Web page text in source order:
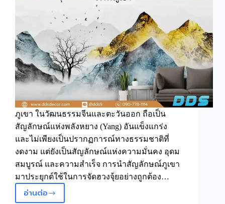
ภูเขา ในวัฒนธรรมจีนและตะวันออก ถือเป็น
สัญลักษณ์แห่งพลังหยาง (Yang) อันแข็งแกร่ง
และไม่เพียงเป็นปรากฏการณ์ทางธรรมชาติที่
งดงาม แต่ยังเป็นสัญลักษณ์แห่งความมั่นคง อุดม
สมบูรณ์ และความสำเร็จ การนำสัญลักษณ์ภูเขา
มาประยุกต์ใช้ในการจัดฮวงจุ้ยอย่างถูกต้อง…
อ่านต่อตกแต่ง